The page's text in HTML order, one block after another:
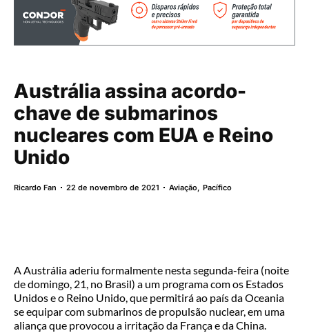
Austrália assina acordo-
chave de submarinos
nucleares com EUA e Reino
Unido
Ricardo Fan 22 de novembro de 2021 Aviação,Pacífico
A Austrália aderiu formalmente nesta segunda-feira (noite
de domingo, 21, no Brasil) a um programa com os Estados
Unidos e o Reino Unido, que permitirá ao país da Oceania
se equipar com submarinos de propulsão nuclear, em uma
aliança que provocou a irritação da França e da China.